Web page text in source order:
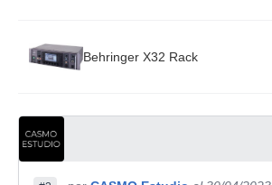
Behringer X32 Rack